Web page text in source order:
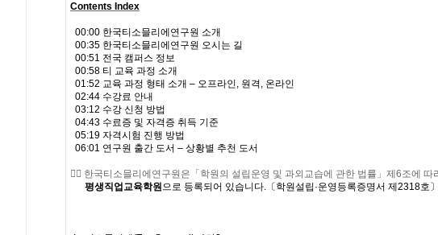
Contents Index
00:00​ 한국티소믈리에연구원 소개
00:35​ 한국티소믈리에연구원 오시는 길
00:51​ 전국 캠퍼스 정보
00:58​ 티 교육 과정 소개
01:52​ 교육 과정 형태 소개 – 오프라인, 원격, 온라인
02:44​ 수강료 안내
03:12​ 수강 신청 방법
04:43​ 수료증 및 자격증 취득 기준
05:19​ 자격시험 진행 방법
06:01​ 연구원 출간 도서 – 상황별 추천 도서
👉🏻 한국티소믈리에연구원은「학원의 설립운영 및 과외교습에 관한 법률」제6조에 따
평생직업교육학원으로 등록되어 있습니다.〔학원설립·운영등록증명서 제2318호